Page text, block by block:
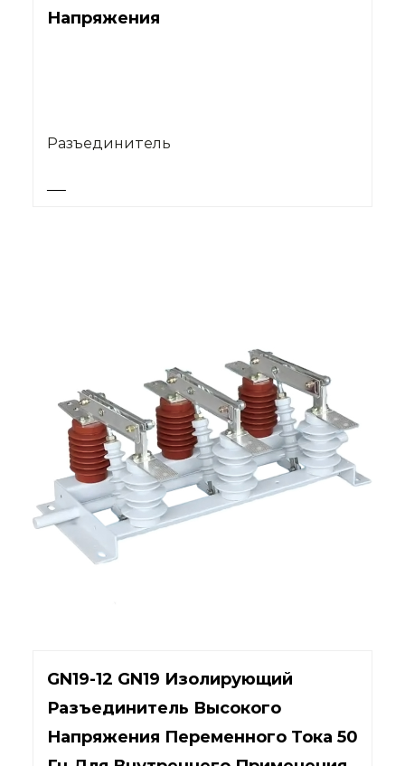
Напряжения
Разъединитель
GN19-12 GN19 Изолирующий
Разъединитель Высокого
Напряжения Переменного Тока 50